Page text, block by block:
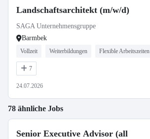
Landschaftsarchitekt (m/w/d)
SAGA Unternehmensgruppe
Barmbek
Vollzeit Weiterbildungen Flexible Arbeitszeiten
7
24.07.2026
78 ähnliche Jobs
Senior Executive Advisor (all